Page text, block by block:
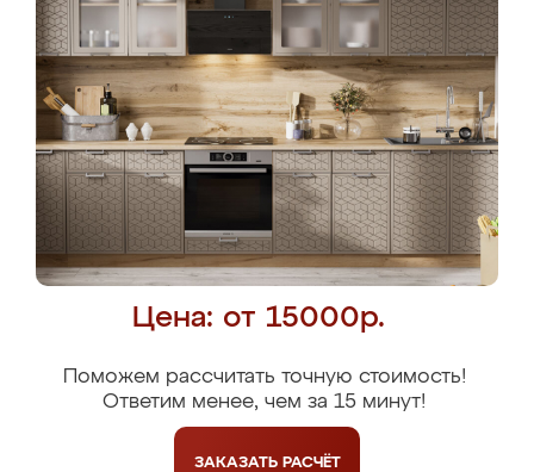
Цена: от 15000р.
Поможем рассчитать точную стоимость!
Ответим менее, чем за 15 минут!
ЗАКАЗАТЬ РАСЧЁТ